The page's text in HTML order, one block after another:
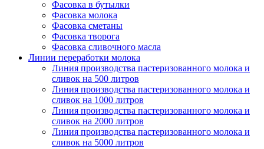
Фасовка в бутылки
Фасовка молока
Фасовка сметаны
Фасовка творога
Фасовка сливочного масла
Линии переработки молока
Линия производства пастеризованного молока и
сливок на 500 литров
Линия производства пастеризованного молока и
сливок на 1000 литров
Линия производства пастеризованного молока и
сливок на 2000 литров
Линия производства пастеризованного молока и
сливок на 5000 литров